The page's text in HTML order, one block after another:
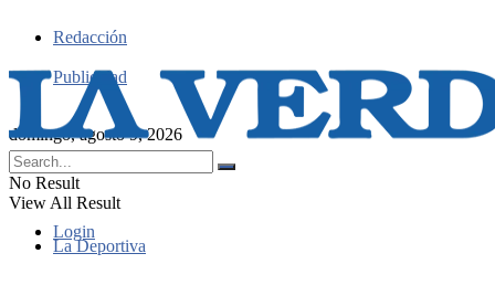
Redacción
Publicidad
domingo, agosto 9, 2026
Login
No Result
View All Result
La Deportiva